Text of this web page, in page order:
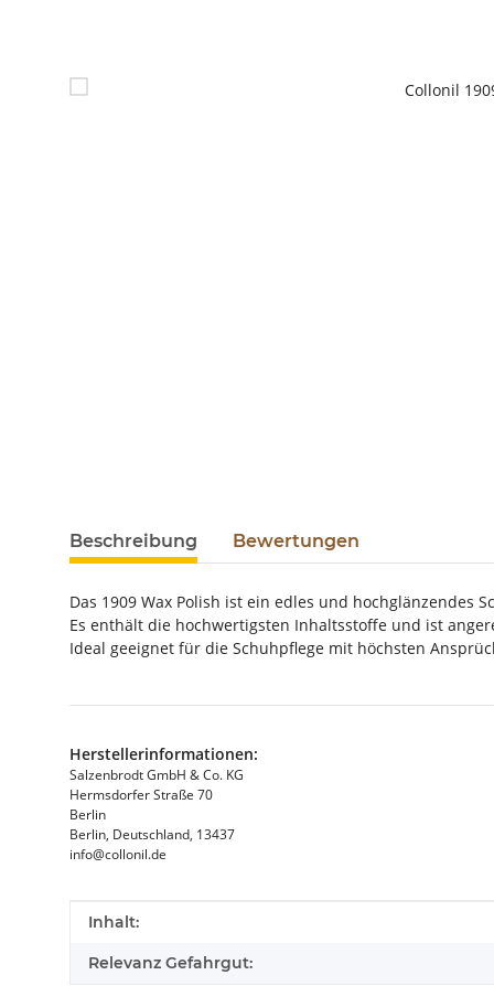
Beschreibung Bewertungen
Das 1909 Wax Polish ist ein edles und hochglänzendes
Es enthält die hochwertigsten Inhaltsstoffe und ist
Ideal geeignet für die Schuhpflege mit höchsten
Herstellerinformationen:
Salzenbrodt GmbH & Co. KG
Hermsdorfer Straße 70
Berlin
Berlin, Deutschland, 13437
info@collonil.de
Produkteigenschaft
Wert
Inhalt:
Relevanz Gefahrgut: